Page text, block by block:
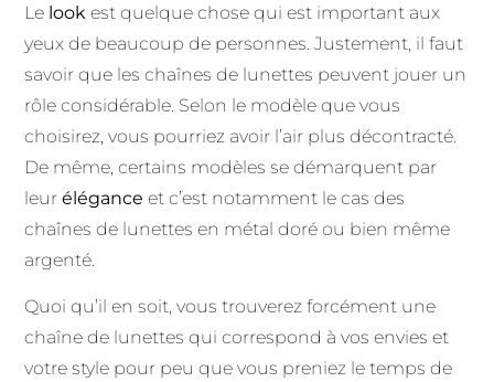
Le lookest quelque chose qui est important aux
yeux de beaucoup de personnes. Justement, il faut
savoir que les chaînes de lunettes peuvent jouer un
rôle considérable. Selon le modèle que vous
choisirez, vous pourriez avoir l’air plus décontracté.
De même, certains modèles se démarquent par
leuréléganceet c’est notamment le cas des
chaînes de lunettes en métal doré ou bien même
argenté.
Quoi qu’il en soit, vous trouverez forcément une
chaîne de lunettes qui correspond à vos envies et
votre style pour peu que vous preniez le temps de